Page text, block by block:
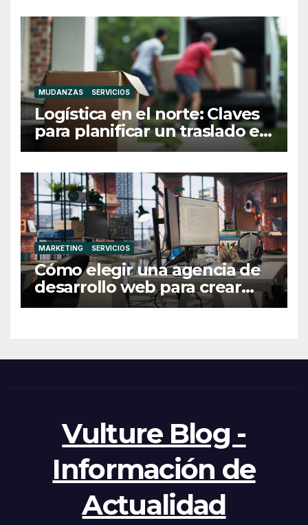
MUDANZAS SERVICIOS
Logística en el norte: Claves
para planificar un traslado en
Galicia
MARKETING SERVICIOS
Cómo elegir una agencia de
desarrollo web para crear
una web profesional y eficaz
Vulture Blog -
Información de
Actualidad